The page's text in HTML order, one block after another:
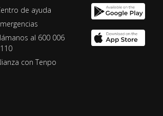
de ayuda
al 600 006
con Tenpo